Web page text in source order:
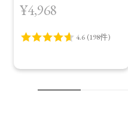
¥4,968